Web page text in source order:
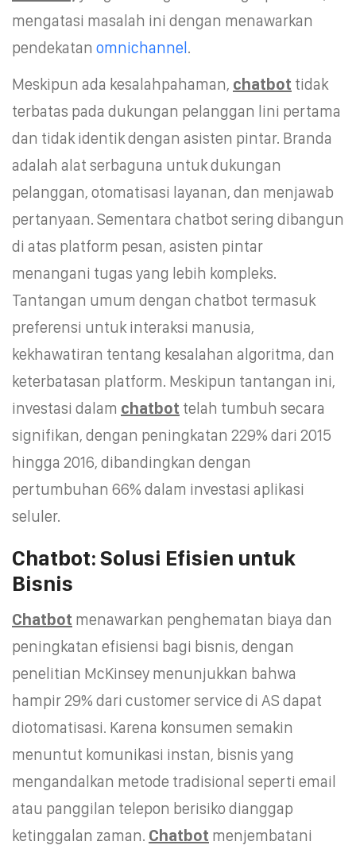
mengatasi masalah ini dengan menawarkan
pendekatan omnichannel.
Meskipun ada kesalahpahaman, chatbot tidak
terbatas pada dukungan pelanggan lini pertama
dan tidak identik dengan asisten pintar. Branda
adalah alat serbaguna untuk dukungan
pelanggan, otomatisasi layanan, dan menjawab
pertanyaan. Sementara chatbot sering dibangun
di atas platform pesan, asisten pintar
menangani tugas yang lebih kompleks.
Tantangan umum dengan chatbot termasuk
preferensi untuk interaksi manusia,
kekhawatiran tentang kesalahan algoritma, dan
keterbatasan platform. Meskipun tantangan ini,
investasi dalam chatbot telah tumbuh secara
signifikan, dengan peningkatan 229% dari 2015
hingga 2016, dibandingkan dengan
pertumbuhan 66% dalam investasi aplikasi
seluler.
Chatbot: Solusi Efisien untuk
Bisnis
Chatbot menawarkan penghematan biaya dan
peningkatan efisiensi bagi bisnis, dengan
penelitian McKinsey menunjukkan bahwa
hampir 29% dari customer service di AS dapat
diotomatisasi. Karena konsumen semakin
menuntut komunikasi instan, bisnis yang
mengandalkan metode tradisional seperti email
atau panggilan telepon berisiko dianggap
ketinggalan zaman. Chatbot menjembatani